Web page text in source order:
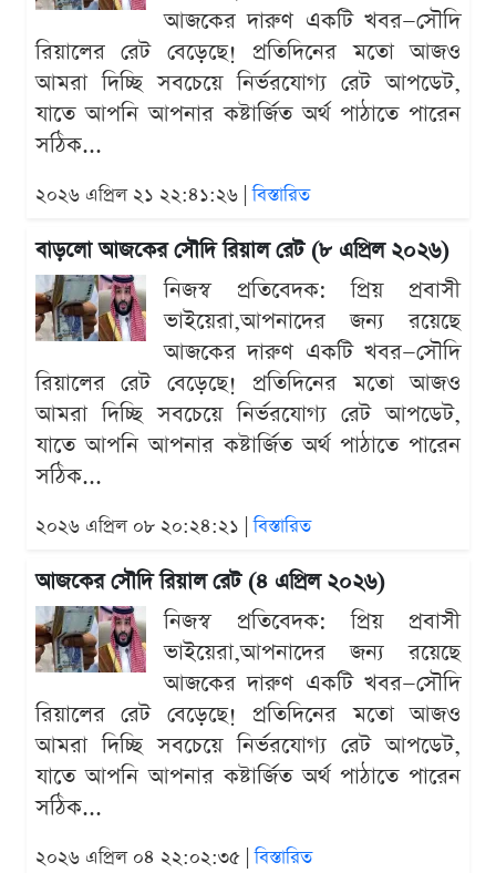
আজকের দারুণ একটি খবর—সৌদি
রিয়ালের রেট বেড়েছে! প্রতিদিনের মতো আজও
আমরা দিচ্ছি সবচেয়ে নির্ভরযোগ্য রেট আপডেট,
যাতে আপনি আপনার কষ্টার্জিত অর্থ পাঠাতে পারেন
সঠিক...
২০২৬ এপ্রিল ২১ ২২:৪১:২৬ |বিস্তারিত
বাড়লো আজকের সৌদি রিয়াল রেট (৮ এপ্রিল ২০২৬)
নিজস্ব প্রতিবেদক: প্রিয় প্রবাসী
ভাইয়েরা,আপনাদের জন্য রয়েছে
আজকের দারুণ একটি খবর—সৌদি
রিয়ালের রেট বেড়েছে! প্রতিদিনের মতো আজও
আমরা দিচ্ছি সবচেয়ে নির্ভরযোগ্য রেট আপডেট,
যাতে আপনি আপনার কষ্টার্জিত অর্থ পাঠাতে পারেন
সঠিক...
২০২৬ এপ্রিল ০৮ ২০:২৪:২১ |বিস্তারিত
আজকের সৌদি রিয়াল রেট (৪ এপ্রিল ২০২৬)
নিজস্ব প্রতিবেদক: প্রিয় প্রবাসী
ভাইয়েরা,আপনাদের জন্য রয়েছে
আজকের দারুণ একটি খবর—সৌদি
রিয়ালের রেট বেড়েছে! প্রতিদিনের মতো আজও
আমরা দিচ্ছি সবচেয়ে নির্ভরযোগ্য রেট আপডেট,
যাতে আপনি আপনার কষ্টার্জিত অর্থ পাঠাতে পারেন
সঠিক...
২০২৬ এপ্রিল ০৪ ২২:০২:৩৫ |বিস্তারিত